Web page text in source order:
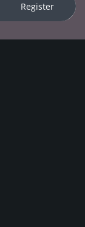
Register